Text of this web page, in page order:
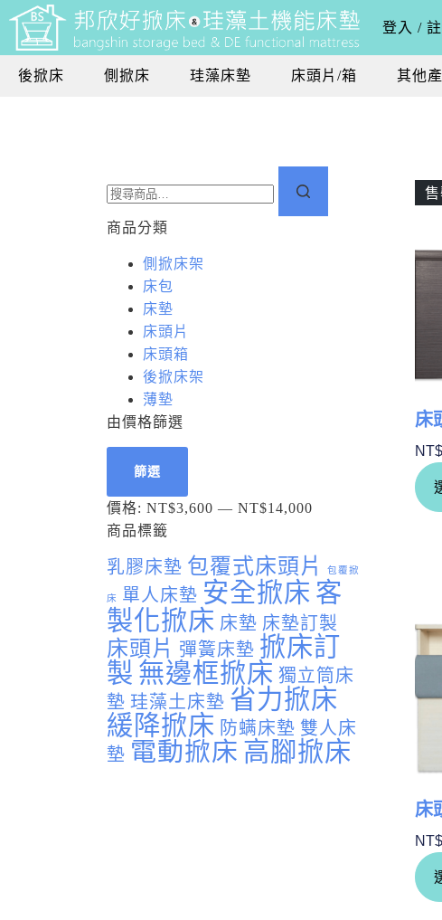
登入 /
後掀床 側掀床 珪藻床墊 床頭片/箱 其他
商品分類
側掀床架
床包
床墊
床頭片
床頭箱
後掀床架
薄墊
由價格篩選
篩選
價格: NT$3,600 — NT$14,000
商品標籤
乳膠床墊 包覆式床頭片 包覆掀
床 單人床墊 安全掀床 客
製化掀床 床墊 床墊訂製
床頭片 彈簧床墊 掀床訂
製 無邊框掀床 獨立筒床
墊 珪藻土床墊 省力掀床
緩降掀床 防螨床墊 雙人床
墊 電動掀床 高腳掀床
床
床
NT$